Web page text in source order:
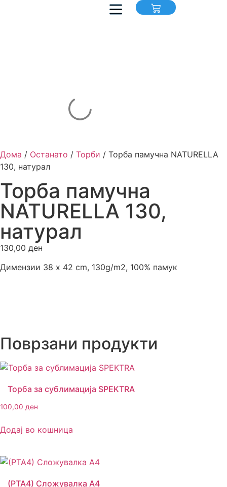
Дома / Останато / Торби / Торба памучна NATURELLA
130, натурал
Торба памучна
NATURELLA 130,
натурал
130,00 ден
Димензии 38 x 42 cm, 130g/m2, 100% памук
Поврзани продукти
Торба за сублимација SPEKTRA
100,00 ден
Додај во кошница
(PTA4) Сложувалка А4